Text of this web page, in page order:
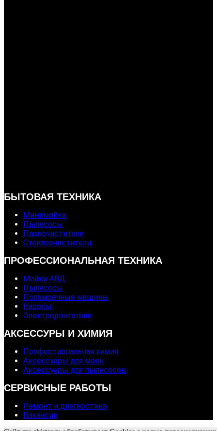
БЫТОВАЯ ТЕХНИКА
Минимойки
Пылесосы
Пароочистители
Стеклоочистители
ПРОФЕССИОНАЛЬНАЯ ТЕХНИКА
Мойки АВД
Пылесосы
Поломоечные машины
Насосы
Электродвигатели
АКСЕССУРЫ И ХИМИЯ
Профессиональная химия
Аксессуары для моек
Аксессуары для пылесосов
СЕРВИСНЫЕ РАБОТЫ
Ремонт и диагностика
Вакансии